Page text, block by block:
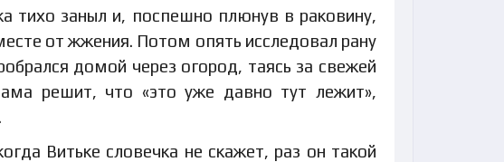
тихо заныл и, поспешно плюнув в раковину,
от жжения. Потом опять исследовал рану
домой через огород, таясь за свежей
решит, что «это уже давно тут лежит»,
Витьке словечка не скажет, раз он такой